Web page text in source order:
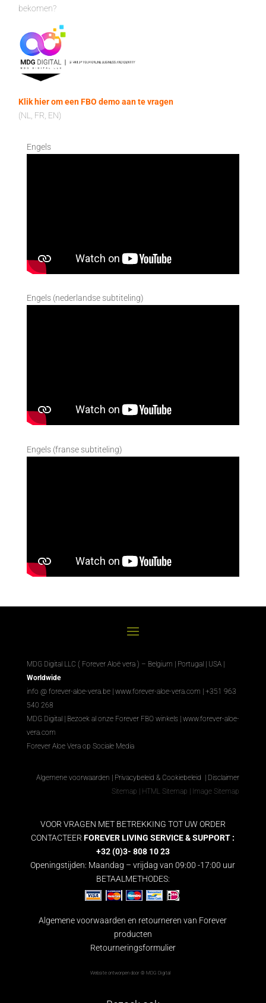
bekomen?
Klik hier om een FBO demo aan te vragen
(NL, FR, EN)
Engels
Engels (nederlandse subtiteling)
Engels (franse subtiteling)
MDG Digital LLC ( Forever Aloë vera ) – Belgium | Portugal | USA |
Worldwide
info @ forever-aloe-vera.be | www.forever-aloe-vera.com | +351 963
540 268
MDG Digital| Bezoek al onze Forever FBO winkels| www.forever-aloe-
vera.com
Forever Aloe Vera op Sociale Media
Algemene voorwaarden | Privacybeleid & Cookiebeleid | Disclaimer
Sitemap | HTML Sitemap | Image Sitemap
VOOR VRAGEN MET BETREKKING TOT UW ORDER
CONTACTEERFOREVER LIVING SERVICE & SUPPORT :
+32 (0)3- 808 10 23
Openingstijden: Maandag – vrijdag van 09:00 -17:00 uur
BETAALMETHODES:
Algemene voorwaarden en retourneren van Forever
producten
Retourneringsformulier
Website ontworpen door © MDG Digital